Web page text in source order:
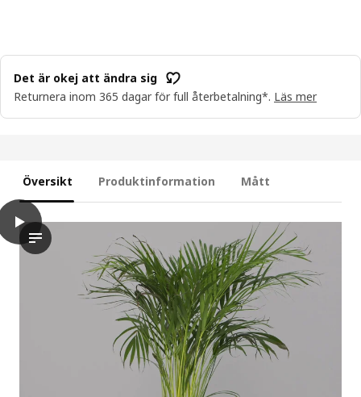
Det är okej att ändra sig
Returnera inom 365 dagar för full återbetalning*. Läs mer
Översikt Produktinformation Mått
play
Videon visar en person som är engagerad i processen att
SVÄMSKOG Självbevattningsinsats, terrakotta/transparent, 70 cl